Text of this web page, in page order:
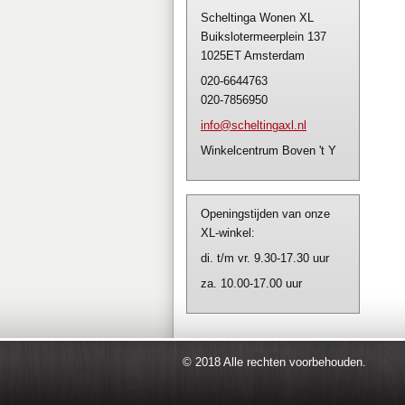
Scheltinga Wonen XL
Buikslotermeerplein 137
1025ET Amsterdam
020-6644763
020-7856950
info@scheltingax l.nl
Winkelcentrum Boven 't Y
Openingstijden van onze
XL-winkel:
di. t/m vr. 9.30-17.30 uur
za. 10.00-17.00 uur
© 2018 Alle rechten voorbehouden.